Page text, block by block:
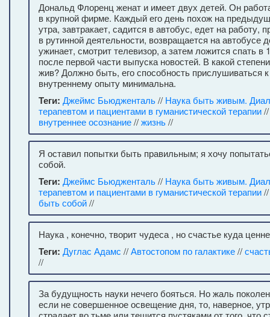
Дональд Флоренц женат и имеет двух детей. Он
в крупной фирме. Каждый его день похож на
утра, завтракает, садится в автобус, едет на работу,
в рутинной деятельности, возвращается на автобусе
ужинает, смотрит телевизор, а затем ложится спать в
после первой части выпуска новостей. В какой
жив? Должно быть, его способность прислушиваться
внутреннему опыту минимальна.
Теги: Джеймс Бьюдженталь// Наука быть живым.
терапевтом и пациентами в гуманистической терапии
внутреннее осознание//жизнь//
Я оставил попытки быть правильным; я хочу
собой.
Теги: Джеймс Бьюдженталь// Наука быть живым.
терапевтом и пациентами в гуманистической терапии
быть собой//
Наука , конечно, творит чудеса , но счастье куда
Теги: Дуглас Адамс //Автостопом по галактике//
//
За будущность науки нечего бояться. Но жаль
если не совершенное освещение дня, то, наверное,